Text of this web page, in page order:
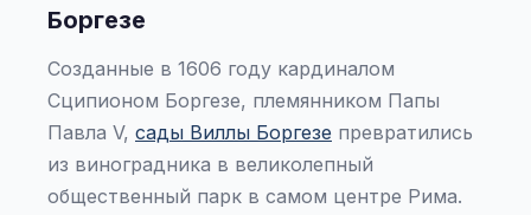
Боргезе
Созданные в 1606 году кардиналом
Сципионом Боргезе, племянником Папы
Павла V, сады Виллы Боргезе превратились
из виноградника в великолепный
общественный парк в самом центре Рима.